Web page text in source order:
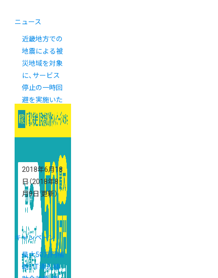
ニュース
近畿地方での
地震による被
災地域を対象
に、サービス
停止の一時回
避を実施いた
します
2018年6月18
日（2018年8
月9日 更新）
キャンペーン
最大50万円補
助！ IT導入補